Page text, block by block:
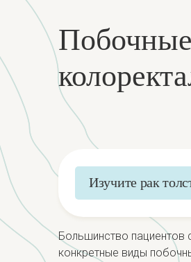
Изучите рак
Большинство пациентов
конкретные виды